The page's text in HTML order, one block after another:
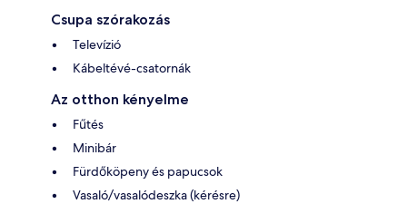
Csupa szórakozás
Televízió
Kábeltévé-csatornák
Az otthon kényelme
Fűtés
Minibár
Fürdőköpeny és papucsok
Vasaló/vasalódeszka (kérésre)